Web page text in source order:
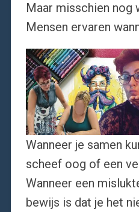
Maar misschien nog
Mensen ervaren
Wanneer je samen
scheef oog of een
Wanneer een
bewijs is dat je het